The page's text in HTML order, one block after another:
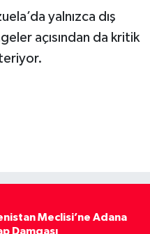
yalnızca dış
açısından da kritik
Meclisi’ne Adana
Damgası